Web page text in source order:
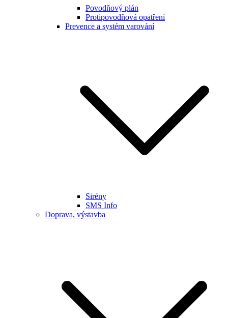
Povodňový plán
Protipovodňová opatření
Prevence a systém varování
Sirény
SMS Info
Doprava, výstavba